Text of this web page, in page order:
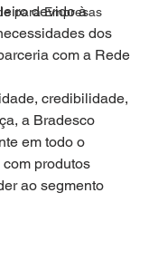
para Empresas
devido à
dos
com a Rede
credibilidade,
a Bradesco
em todo o
produtos
ao segmento